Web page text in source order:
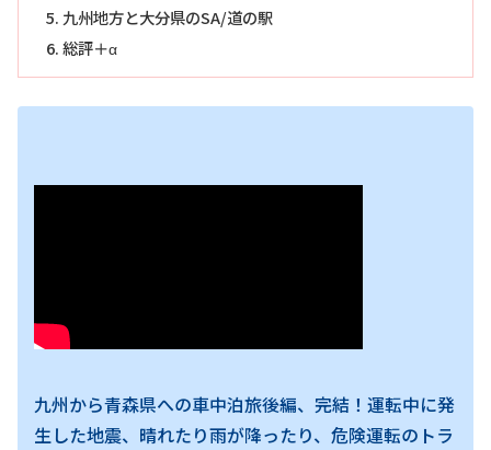
九州地方と大分県のSA/道の駅
総評＋α
九州から青森県への車中泊旅後編、完結！運転中に発
生した地震、晴れたり雨が降ったり、危険運転のトラ